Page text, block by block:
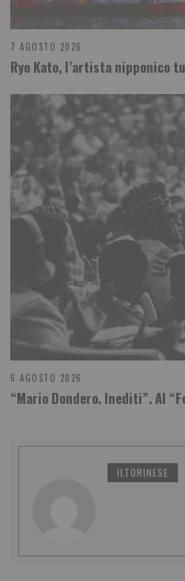
7 AGOSTO 2026
Ryo Kato, l’artista nipponico
6 AGOSTO 2026
“Mario Dondero. Inediti”. Al
ILTORINESE